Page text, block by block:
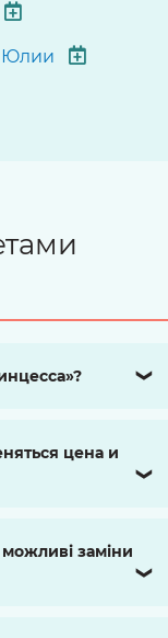
Юлии
❯
цена и
❯
заміни
❯